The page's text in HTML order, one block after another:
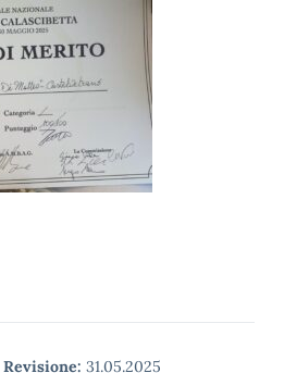
Revisione: 31.05.2025